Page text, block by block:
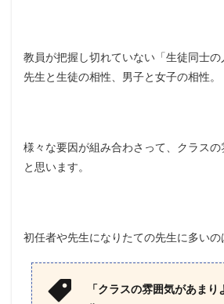
教員が把握し切れていない「生徒同士
先生と生徒の相性、男子と女子の相性。
様々な要因が組み合わさって、クラス
と思います。
初任者や先生になりたての先生に多いの
「クラスの雰囲気があま